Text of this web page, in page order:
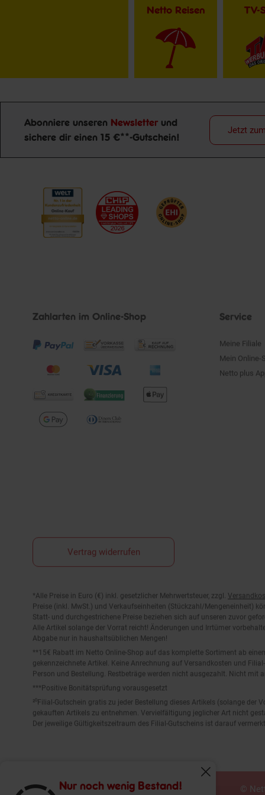
Nur noch wenig Bestand!
Fenster
Netto Reisen TV-
Newsletter Anmeldung
Abonniere unseren Newsletter und
sichere dir einen 15 €**-Gutschein!
Jetzt
Mein Online-
Netto plus
Vertrag widerrufen
Preise (inkl. MwSt.) und Verkaufseinheiten (Stückzahl/Mengeneinheit)
Statt- und durchgestrichene Preise beziehen sich auf unseren zuvor
Alle Artikel solange der Vorrat reicht! Änderungen und Irrtümer
Abgabe nur in haushaltsüblichen Mengen!
**15€ Rabatt im Netto Online-Shop auf das komplette Sortiment ab
gekennzeichnete Artikel. Keine Anrechnung auf Versandkosten und
Person und Bestellung. Restbeträge werden nicht ausgezahlt. Nicht mit
***Positive Bonitätsprüfung vorausgesetzt
²⁰Filial-Gutschein gratis zu jeder Bestellung dieses Artikels (solange
gekauften Artikels zu entnehmen. Vervielfältigung jeglicher Art nicht
Der jeweilige Gültigkeitszeitraum des Filial-Gutscheins ist darauf